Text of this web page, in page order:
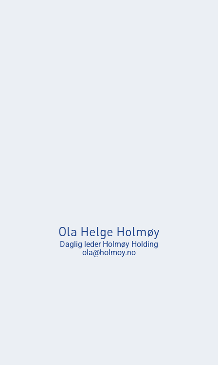
Ola Helge Holmøy
Daglig leder Holmøy Holding
ola@holmoy.no